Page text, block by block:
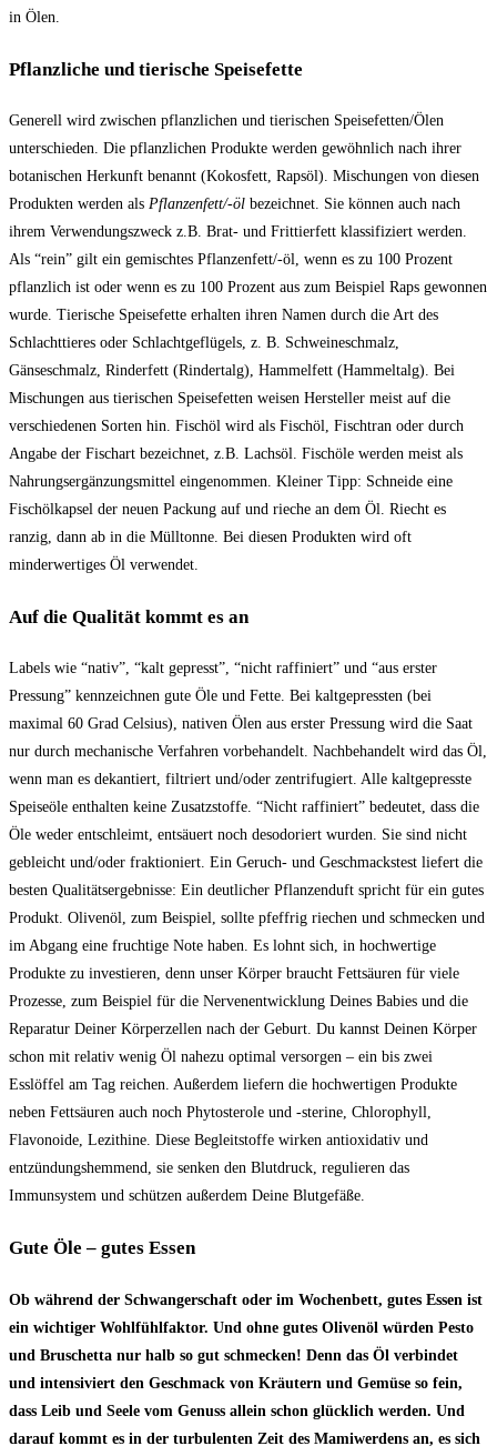
in Ölen.
Pflanzliche und tierische Speisefette
Generell wird zwischen pflanzlichen und tierischen Speisefetten/Ölen
unterschieden. Die pflanzlichen Produkte werden gewöhnlich nach ihrer
botanischen Herkunft benannt (Kokosfett, Rapsöl). Mischungen von diesen
Produkten werden als Pflanzenfett/-öl bezeichnet. Sie können auch nach
ihrem Verwendungszweck z.B. Brat- und Frittierfett klassifiziert werden.
Als “rein” gilt ein gemischtes Pflanzenfett/-öl, wenn es zu 100 Prozent
pflanzlich ist oder wenn es zu 100 Prozent aus zum Beispiel Raps gewonnen
wurde. Tierische Speisefette erhalten ihren Namen durch die Art des
Schlachttieres oder Schlachtgeflügels, z. B. Schweineschmalz,
Gänseschmalz, Rinderfett (Rindertalg), Hammelfett (Hammeltalg). Bei
Mischungen aus tierischen Speisefetten weisen Hersteller meist auf die
verschiedenen Sorten hin. Fischöl wird als Fischöl, Fischtran oder durch
Angabe der Fischart bezeichnet, z.B. Lachsöl. Fischöle werden meist als
Nahrungsergänzungsmittel eingenommen. Kleiner Tipp: Schneide eine
Fischölkapsel der neuen Packung auf und rieche an dem Öl. Riecht es
ranzig, dann ab in die Mülltonne. Bei diesen Produkten wird oft
minderwertiges Öl verwendet.
Auf die Qualität kommt es an
Labels wie “nativ”, “kalt gepresst”, “nicht raffiniert” und “aus erster
Pressung” kennzeichnen gute Öle und Fette. Bei kaltgepressten (bei
maximal 60 Grad Celsius), nativen Ölen aus erster Pressung wird die Saat
nur durch mechanische Verfahren vorbehandelt. Nachbehandelt wird das Öl,
wenn man es dekantiert, filtriert und/oder zentrifugiert. Alle kaltgepresste
Speiseöle enthalten keine Zusatzstoffe. “Nicht raffiniert” bedeutet, dass die
Öle weder entschleimt, entsäuert noch desodoriert wurden. Sie sind nicht
gebleicht und/oder fraktioniert. Ein Geruch- und Geschmackstest liefert die
besten Qualitätsergebnisse: Ein deutlicher Pflanzenduft spricht für ein gutes
Produkt. Olivenöl, zum Beispiel, sollte pfeffrig riechen und schmecken und
im Abgang eine fruchtige Note haben. Es lohnt sich, in hochwertige
Produkte zu investieren, denn unser Körper braucht Fettsäuren für viele
Prozesse, zum Beispiel für die Nervenentwicklung Deines Babies und die
Reparatur Deiner Körperzellen nach der Geburt. Du kannst Deinen Körper
schon mit relativ wenig Öl nahezu optimal versorgen – ein bis zwei
Esslöffel am Tag reichen. Außerdem liefern die hochwertigen Produkte
neben Fettsäuren auch noch Phytosterole und -sterine, Chlorophyll,
Flavonoide, Lezithine. Diese Begleitstoffe wirken antioxidativ und
entzündungshemmend, sie senken den Blutdruck, regulieren das
Immunsystem und schützen außerdem Deine Blutgefäße.
Gute Öle – gutes Essen
Ob während der Schwangerschaft oder im Wochenbett, gutes Essen ist
ein wichtiger Wohlfühlfaktor. Und ohne gutes Olivenöl würden Pesto
und Bruschetta nur halb so gut schmecken! Denn das Öl verbindet
und intensiviert den Geschmack von Kräutern und Gemüse so fein,
dass Leib und Seele vom Genuss allein schon glücklich werden. Und
darauf kommt es in der turbulenten Zeit des Mamiwerdens an, es sich